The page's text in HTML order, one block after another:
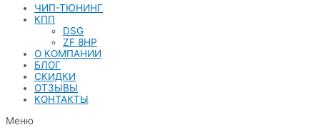
ЧИП-ТЮНИНГ
КПП
DSG
ZF 8HP
О КОМПАНИИ
БЛОГ
СКИДКИ
ОТЗЫВЫ
КОНТАКТЫ
Меню